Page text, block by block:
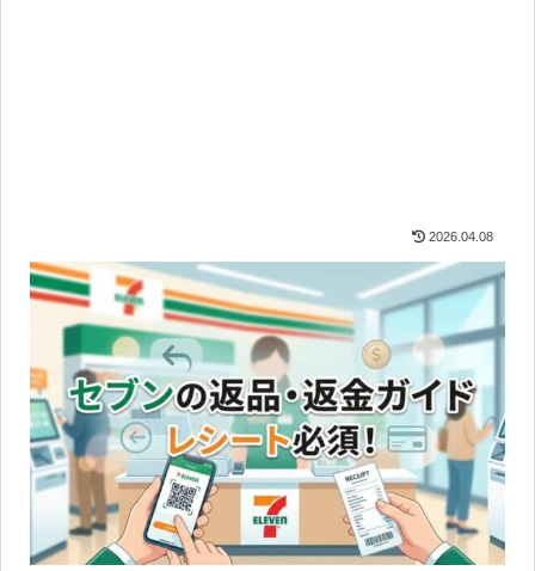
2026.04.08